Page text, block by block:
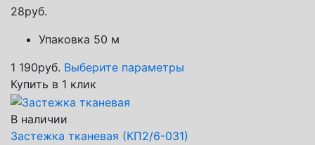
28руб.
Упаковка 50 м
1 190руб. Выберите параметры
Купить в 1 клик
В наличии
Застежка тканевая (КП2/6-031)